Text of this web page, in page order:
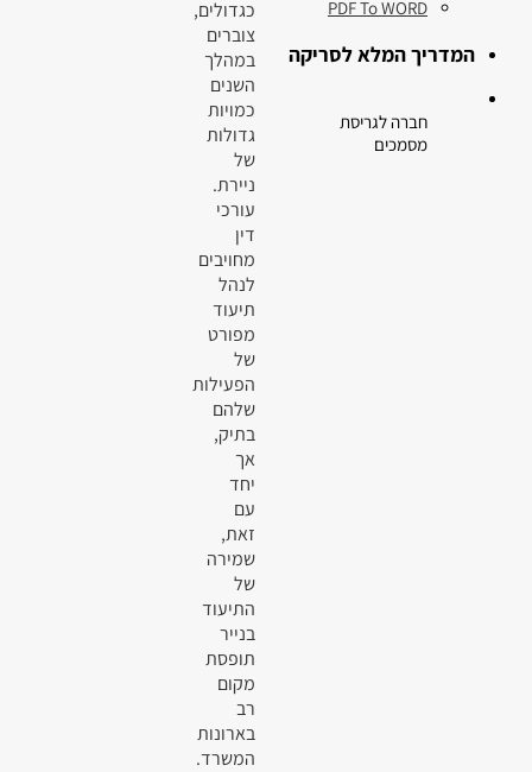
כגדולים,
צוברים
במהלך
השנים
כמויות
גדולות
של
ניירת.
עורכי
דין
מחויבים
לנהל
תיעוד
מפורט
של
הפעילות
שלהם
בתיק,
אך
יחד
עם
זאת,
שמירה
של
התיעוד
בנייר
תופסת
מקום
רב
בארונות
המשרד.
PDF To WORD
המדריך המלא לסריקה
חברה לגריסת
מסמכים